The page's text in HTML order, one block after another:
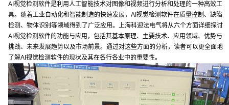
AI视觉检测软件是利用人工智能技术对图像和视频进行分析和处理的一种高效工
具。随着工业自动化和智能制造的快速发展，AI视觉检测软件在质量控制、缺陷
检测、物体识别等领域得到了广泛应用。上海科迎法电气将从六个方面详细探讨
AI视觉检测软件的功能与应用，包括其基本原理、主要技术、应用领域、优势与
挑战、未来发展趋势以及市场前景。通过对这些方面的分析，读者可以更全面地
了解AI视觉检测软件的现状及其在各行各业中的重要性。